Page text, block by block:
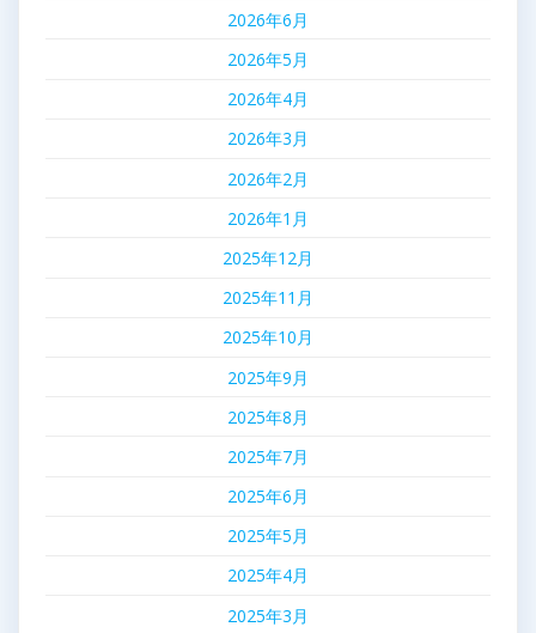
2026年6月
2026年5月
2026年4月
2026年3月
2026年2月
2026年1月
2025年12月
2025年11月
2025年10月
2025年9月
2025年8月
2025年7月
2025年6月
2025年5月
2025年4月
2025年3月